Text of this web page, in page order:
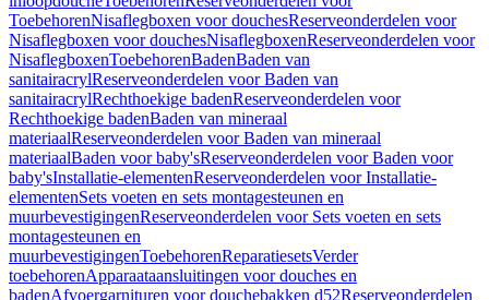
ToebehorenNisaflegboxen voor douchesReserveonderdelen voor
Nisaflegboxen voor douchesNisaflegboxenReserveonderdelen voor
NisaflegboxenToebehorenBadenBaden van
sanitairacrylReserveonderdelen voor Baden van
sanitairacrylRechthoekige badenReserveonderdelen voor
Rechthoekige badenBaden van mineraal
materiaalReserveonderdelen voor Baden van mineraal
materiaalBaden voor baby'sReserveonderdelen voor Baden voor
baby'sInstallatie-elementenReserveonderdelen voor Installatie-
elementenSets voeten en sets montagesteunen en
muurbevestigingenReserveonderdelen voor Sets voeten en sets
montagesteunen en
muurbevestigingenToebehorenReparatiesetsVerder
toebehorenApparaataansluitingen voor douches en
badenAfvoergarnituren voor douchebakken d52Reserveonderdelen